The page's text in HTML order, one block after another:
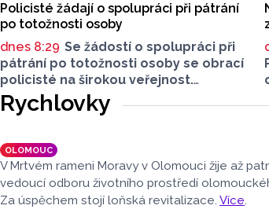
stanice v Kladně, uvedli
na sociální síti středočeští hasiči.
Policisté žádají o spolupráci při pátrání
po totožnosti osoby
dnes 8:29 Se žádostí o spolupráci při
pátrání po totožnosti osoby se obrací
policisté na širokou veřejnost.
Hledaný muž by totiž mohl přispět
k objasnění trestnéh činu poškození
Rychlovky
OLOMOUC
V Mrtvém rameni Moravy v Olomouci žije až
vedoucí odboru životního prostředí
Za úspěchem stojí loňská revitalizace. Více.